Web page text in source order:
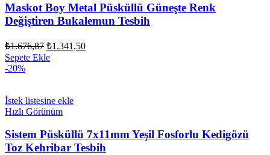
Maskot Boy Metal Püsküllü Güneşte Renk
Değiştiren Bukalemun Tesbih
₺1.676,87 Orijinal
fiyat:
₺1.341,50Şu
Sepete Ekle
-20%
İstek listesine ekle
Hızlı Görünüm
Sistem Püsküllü 7x11mm Yeşil Fosforlu Kedigözü
Toz Kehribar Tesbih